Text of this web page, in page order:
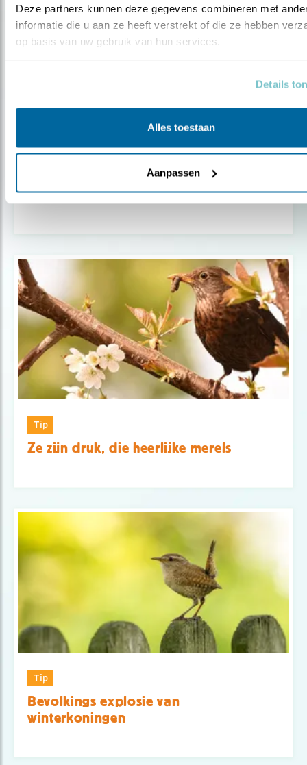
Deze partners kunnen deze gegevens combineren met
informatie die u aan ze heeft verstrekt of die ze hebben
op basis van uw gebruik van hun services.
Details
Alles toestaan
Aanpassen
Help broedende vogels in de tuin
Tip
Ze zijn druk, die heerlijke merels
Tip
Bevolkings explosie van
winterkoningen